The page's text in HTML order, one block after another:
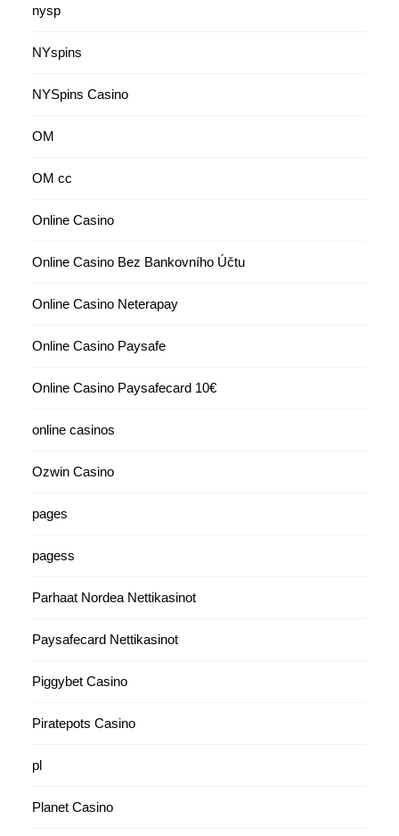
nysp
NYspins
NYSpins Casino
OM
OM cc
Online Casino
Online Casino Bez Bankovního Účtu
Online Casino Neterapay
Online Casino Paysafe
Online Casino Paysafecard 10€
online casinos
Ozwin Casino
pages
pagess
Parhaat Nordea Nettikasinot
Paysafecard Nettikasinot
Piggybet Casino
Piratepots Casino
pl
Planet Casino